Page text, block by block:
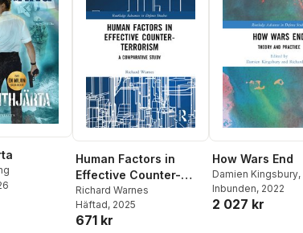
Totalt antal röster:
Human Factors in
Effective Counter-
Terrorism
Richard Warnes
Häftad, 2025
671 kr
How Wars End
Damien Kingsbury,
Iron
Inbunden, 2022
2 027 kr